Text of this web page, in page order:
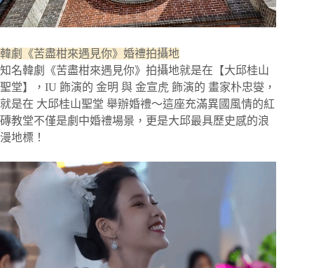
韓劇《苦盡柑來遇見你》婚禮拍攝地
知名韓劇《苦盡柑來遇見你》拍攝地就是在【大邱桂山
聖堂】，IU 飾演的 金明 與 金宣虎 飾演的 畫家朴忠燮，
就是在 大邱桂山聖堂 舉辦婚禮～這座充滿異國風情的紅
磚教堂不僅是劇中婚禮場景，更是大邱最具歷史感的浪
漫地標！